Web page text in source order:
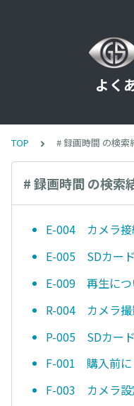
よく
TOP # 録画時間 の検索
# 録画時間 の検索
E-004 カメラ接
E-005 SDカー
E-009 再生につ
R-004 カメラ撮
P-005 SDカー
F-001 購入前に
F-003 カメラ設